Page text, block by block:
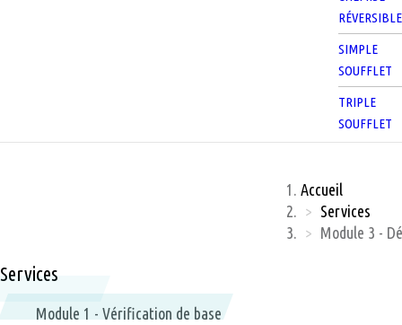
RÉVERSIBLE
SIMPLE
SOUFFLET
TRIPLE
SOUFFLET
Accueil
Services
Module 3 -
Services
Module 1 - Vérification de base